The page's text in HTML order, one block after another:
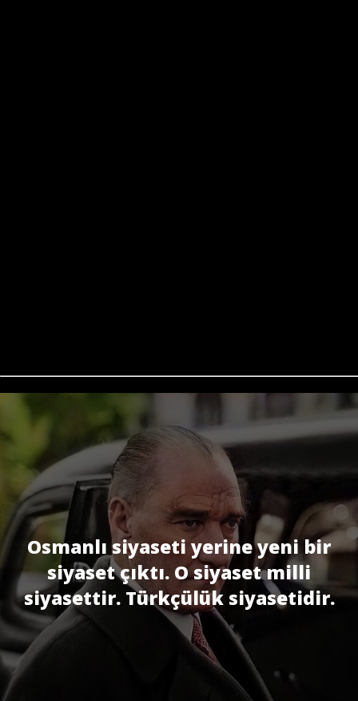
Osmanlı siyaseti yerine yeni bir
siyaset çıktı. O siyaset milli
siyasettir. Türkçülük siyasetidir.